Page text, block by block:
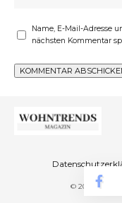
Name, E-Mail-Adresse
nächsten Kommentar
© 2023